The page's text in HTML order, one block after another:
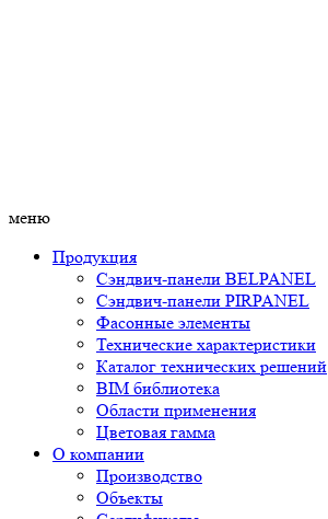
меню
Продукция
Сэндвич-панели BELPANEL
Сэндвич-панели PIRPANEL
Фасонные элементы
Технические характеристики
Каталог технических решений
BIM библиотека
Области применения
Цветовая гамма
О компании
Производство
Объекты